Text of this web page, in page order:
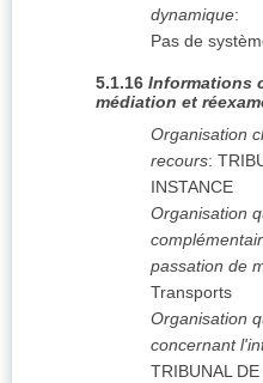
dynamique:
Pas de
5.1.16 Informations
médiation et
Organisation
recours:
INSTANCE
Organisation
passation de
Transports
Organisation
concernant
TRIBUNAL